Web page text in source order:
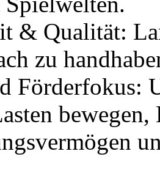
& Qualität:
zu
Förderfokus: